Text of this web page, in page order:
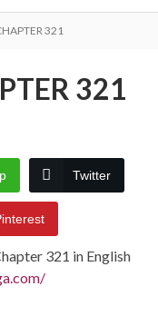
321
321
Twitter
321 in English